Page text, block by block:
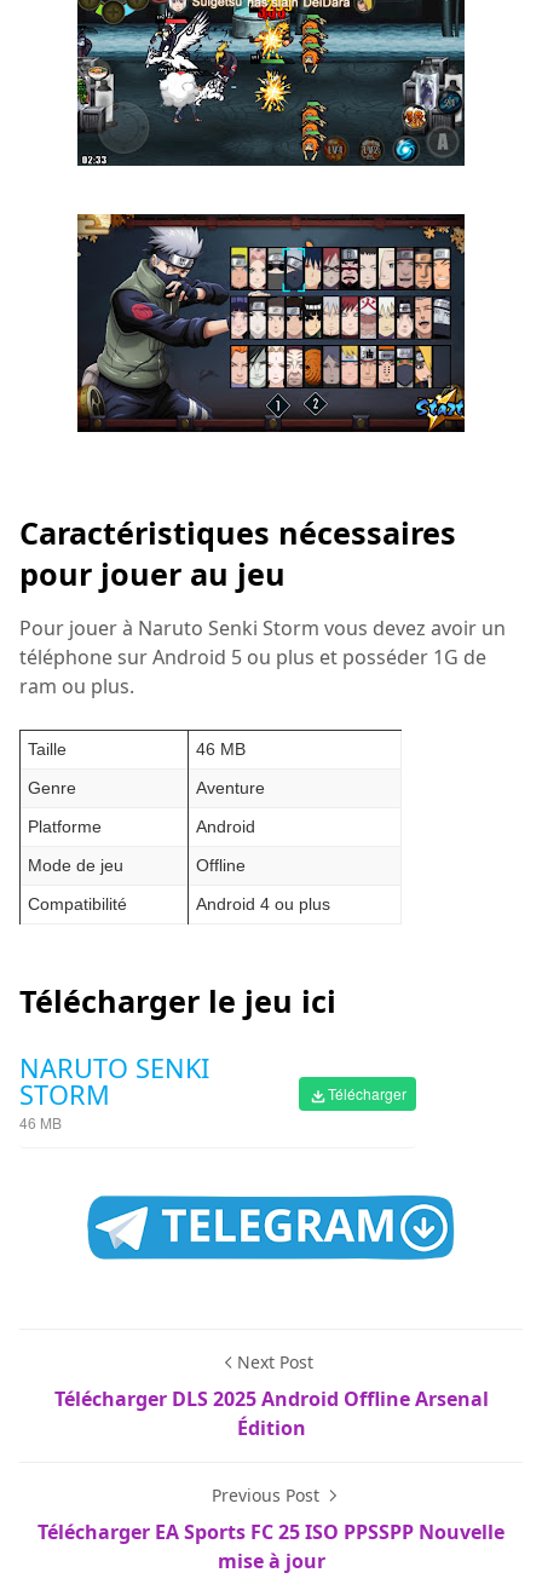
Caractéristiques nécessaires
pour jouer au jeu
Pour jouer à Naruto Senki Storm vous devez avoir un
téléphone sur Android 5 ou plus et posséder 1G de
ram ou plus.
Taille
46 MB
Genre
Aventure
Platforme
Android
Mode de jeu
Offline
Compatibilité
Android 4 ou plus
Télécharger le jeu ici
NARUTO SENKI
STORM
46 MB
Télécharger
Next Post
Télécharger DLS 2025 Android Offline Arsenal
Édition
Previous Post
Télécharger EA Sports FC 25 ISO PPSSPP Nouvelle
mise à jour